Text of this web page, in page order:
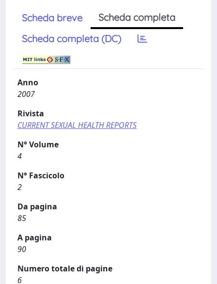
Scheda breve
Scheda completa
Scheda completa (DC)
Anno
2007
Rivista
CURRENT SEXUAL HEALTH REPORTS
N° Volume
4
N° Fascicolo
2
Da pagina
85
A pagina
90
Numero totale di pagine
6